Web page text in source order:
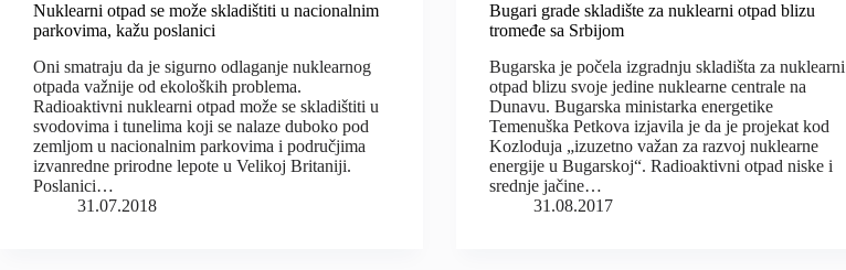
Nuklearni otpad se može skladištiti u nacionalnim
parkovima, kažu poslanici
Oni smatraju da je sigurno odlaganje nuklearnog
otpada važnije od ekoloških problema.
Radioaktivni nuklearni otpad može se skladištiti u
svodovima i tunelima koji se nalaze duboko pod
zemljom u nacionalnim parkovima i područjima
izvanredne prirodne lepote u Velikoj Britaniji.
Poslanici…
31.07.2018
Bugari grade skladište za nuklearni otpad blizu
tromeđe sa Srbijom
Bugarska je počela izgradnju skladišta za nuklearni
otpad blizu svoje jedine nuklearne centrale na
Dunavu. Bugarska ministarka energetike
Temenuška Petkova izjavila je da je projekat kod
Kozloduja „izuzetno važan za razvoj nuklearne
energije u Bugarskoj“. Radioaktivni otpad niske i
srednje jačine…
31.08.2017